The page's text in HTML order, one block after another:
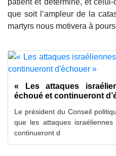
patient et déterminé, et
que soit l’ampleur de la
martyrs nous motivera à
« Les attaques
échoué et continueront
Le président du Conseil
que les attaques
continueront d